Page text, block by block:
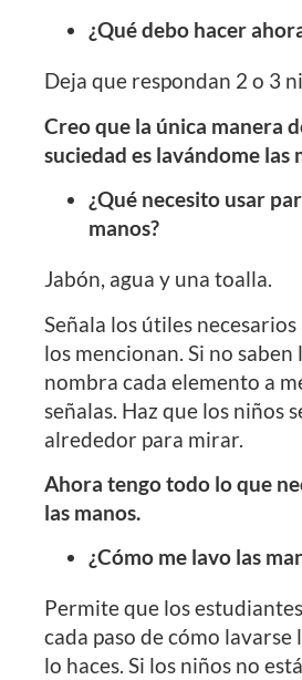
¿Qué debo hacer
Deja que respondan 2 o 3
Creo que la única manera
suciedad es lavándome las
¿Qué necesito usar
manos?
Jabón, agua y una toalla.
Señala los útiles
los mencionan. Si no saben
nombra cada elemento a
señalas. Haz que los niños
alrededor para mirar.
Ahora tengo todo lo que
las manos.
¿Cómo me lavo las
Permite que los
cada paso de cómo lavarse
lo haces. Si los niños no